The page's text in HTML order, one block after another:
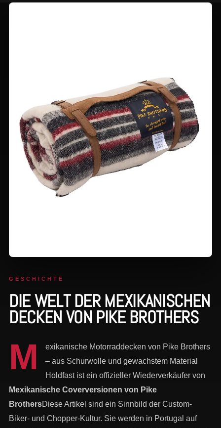
GESCHICHTE
DIE WELT DER MEXIKANISCHEN
DECKEN VON PIKE BROTHERS
M
exikanische Motorraddecken von Pike Brothers
– aus Schurwolle und gewachstem Material
Holdfast ist ein offizieller Wiederverkäufer von
Mexikanische Coverversionen von Pike
BrothersDiese Artikel sind ein Sinnbild der Custom-
Biker- und Chopper-Kultur. Sie werden in Portugal auf